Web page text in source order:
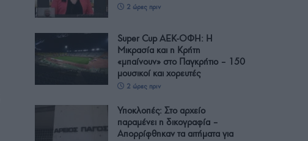
2 ώρες πριν
Super Cup ΑΕΚ-ΟΦΗ: Η
Μικρασία και η Κρήτη
«μπαίνουν» στο Παγκρήτιο – 150
μουσικοί και χορευτές
2 ώρες πριν
Υποκλοπές: Στο αρχείο
παραμένει η δικογραφία –
Απορρίφθηκαν τα αιτήματα για